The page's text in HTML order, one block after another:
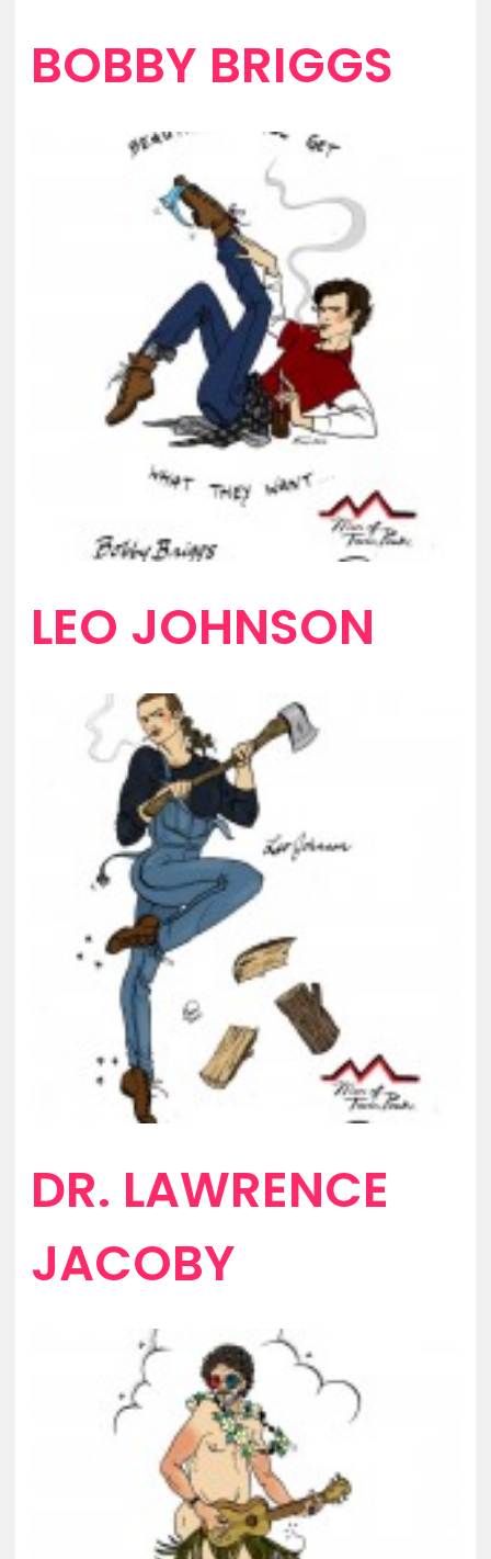
BOBBY BRIGGS
LEO JOHNSON
DR. LAWRENCE
JACOBY